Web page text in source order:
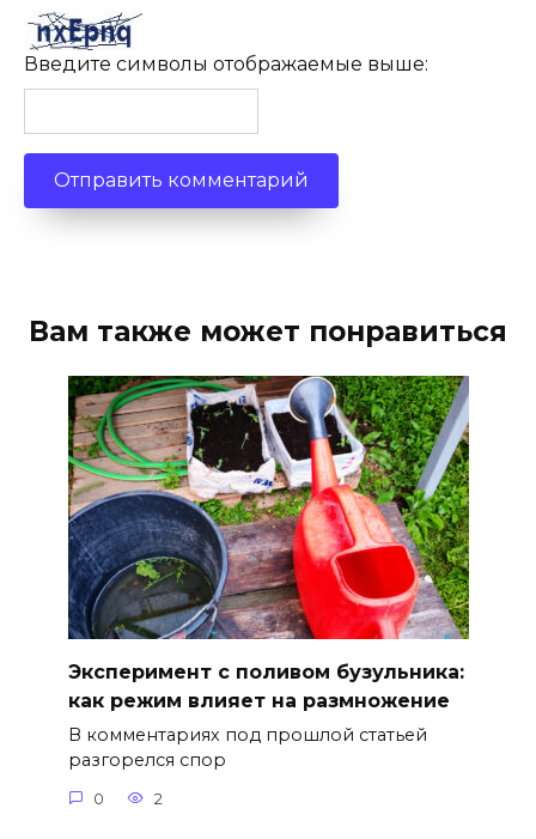
Введите символы отображаемые выше:
Вам также может понравиться
Эксперимент с поливом бузульника:
как режим влияет на размножение
В комментариях под прошлой статьей
разгорелся спор
0 2